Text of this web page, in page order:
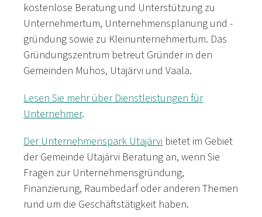
kostenlose Beratung und Unterstützung zu
Unternehmertum, Unternehmensplanung und -
gründung sowie zu Kleinunternehmertum. Das
Gründungszentrum betreut Gründer in den
Gemeinden Muhos, Utajärvi und Vaala.
Lesen Sie mehr über Dienstleistungen für
Unternehmer.
Der Unternehmenspark Utajärvi bietet im Gebiet
der Gemeinde Utajärvi Beratung an, wenn Sie
Fragen zur Unternehmensgründung,
Finanzierung, Raumbedarf oder anderen Themen
rund um die Geschäftstätigkeit haben.